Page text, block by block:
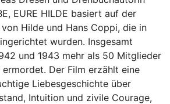
EURE HILDE basiert auf der
Hilde und Hans Coppi, die in
wurden. Insgesamt
und 1943 mehr als 50 Mitglieder
ermordet. Der Film erzählt eine
Liebesgeschichte über
Intuition und zivile Courage,